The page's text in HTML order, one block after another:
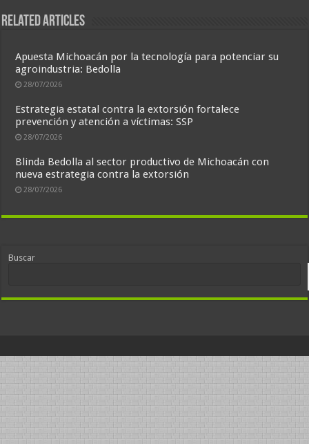
Related Articles
Apuesta Michoacán por la tecnología para potenciar su
agroindustria: Bedolla
28/07/2026
Estrategia estatal contra la extorsión fortalece
prevención y atención a víctimas: SSP
28/07/2026
Blinda Bedolla al sector productivo de Michoacán con
nueva estrategia contra la extorsión
28/07/2026
Buscar